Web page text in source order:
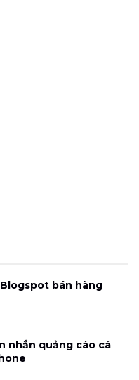
bán hàng
nhắn quảng cáo cá